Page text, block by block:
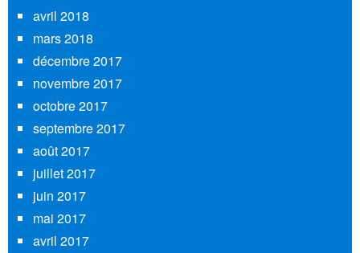
avril 2018
mars 2018
décembre 2017
novembre 2017
octobre 2017
septembre 2017
août 2017
juillet 2017
juin 2017
mai 2017
avril 2017